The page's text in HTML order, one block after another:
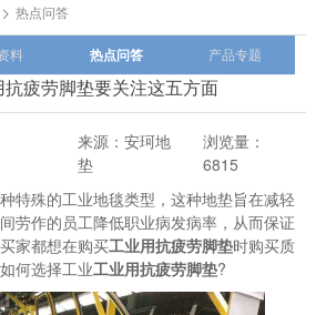
热点问答
料 热点问答 产品专题
抗疲劳脚垫要关注这五方面
来源：安珂地
垫
浏览量：
6815
特殊的工业地毯类型，这种地垫旨在减轻
劳作的员工降低职业病发病率，从而保证
家都想在购买工业用抗疲劳脚垫时购买质
何选择工业工业用抗疲劳脚垫?